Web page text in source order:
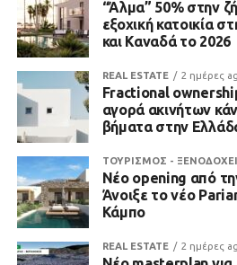
“Άλμα” 50% στην
εξοχική κατοικία
και Καναδά το 2026
REAL ESTATE 2 ημέρες
Fractional
αγορά ακινήτων
βήματα στην
ΤΟΥΡΙΣΜΟΣ -
Νέο opening από
Άνοιξε το νέο
Κάμπο
REAL ESTATE 2 ημέρες